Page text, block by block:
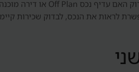
לראות את הנכס, לבדוק שכירות